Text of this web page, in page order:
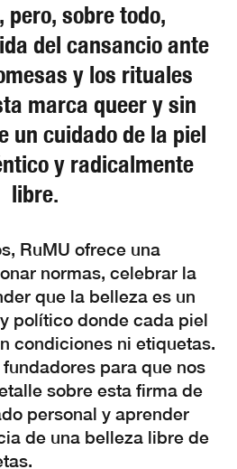
sobre todo,
del cansancio ante
y los rituales
marca queer y sin
un cuidado de la piel
y radicalmente
libre.
RuMU ofrece una
normas, celebrar la
que la belleza es un
político donde cada piel
condiciones ni etiquetas.
para que nos
sobre esta firma de
personal y aprender
de una belleza libre de